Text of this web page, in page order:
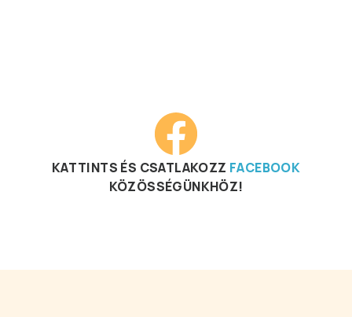
KATTINTS ÉS CSATLAKOZZ FACEBOOK
KÖZÖSSÉGÜNKHÖZ!